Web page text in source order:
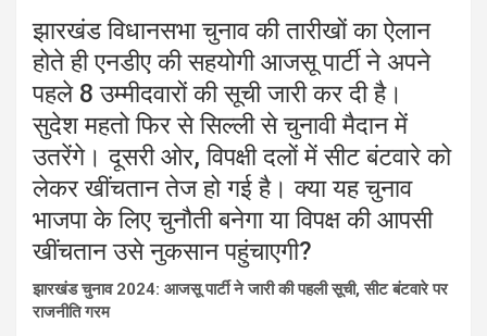
झारखंड विधानसभा चुनाव की तारीखों का ऐलान
होते ही एनडीए की सहयोगी आजसू पार्टी ने अपने
पहले 8 उम्मीदवारों की सूची जारी कर दी है।
सुदेश महतो फिर से सिल्ली से चुनावी मैदान में
उतरेंगे। दूसरी ओर, विपक्षी दलों में सीट बंटवारे को
लेकर खींचतान तेज हो गई है। क्या यह चुनाव
भाजपा के लिए चुनौती बनेगा या विपक्ष की आपसी
खींचतान उसे नुकसान पहुंचाएगी?
झारखंड चुनाव 2024: आजसू पार्टी ने जारी की पहली सूची, सीट बंटवारे पर
राजनीति गरम